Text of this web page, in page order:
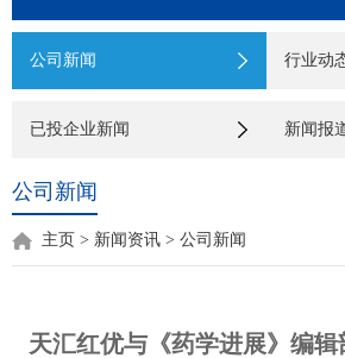
公司新闻 行业动
已投企业新闻 新闻报
公司新闻
主页 > 新闻资讯 > 公司新闻
天汇红优与《药学进展》编